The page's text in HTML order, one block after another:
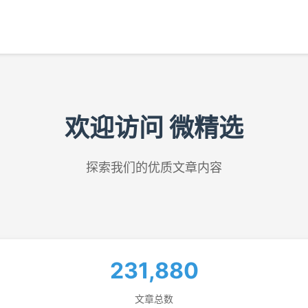
欢迎访问 微精选
探索我们的优质文章内容
231,880
文章总数